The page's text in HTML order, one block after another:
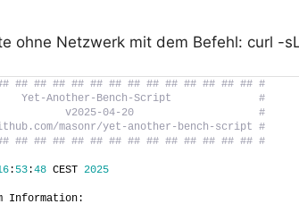
ohne Netzwerk mit dem Befehl: curl
## ## ## ## ## ## ## ## ## ## ## ## ## #
Another-Bench-Script              #
v2025-04-20                    #
masonr/yet-another-bench-script #
## ## ## ## ## ## ## ## ## ## ## ## ## #
: 53:48 CEST 2025
Information: